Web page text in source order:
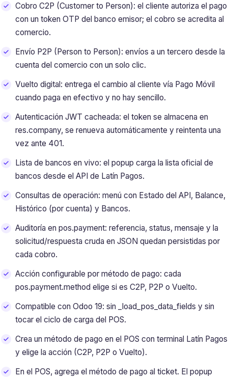
Cobro C2P (Customer to Person): el cliente autoriza el pago
con un token OTP del banco emisor; el cobro se acredita al
comercio.
Envío P2P (Person to Person): envíos a un tercero desde la
cuenta del comercio con un solo clic.
Vuelto digital: entrega el cambio al cliente vía Pago Móvil
cuando paga en efectivo y no hay sencillo.
Autenticación JWT cacheada: el token se almacena en
res.company, se renueva automáticamente y reintenta una
vez ante 401.
Lista de bancos en vivo: el popup carga la lista oficial de
bancos desde el API de Latín Pagos.
Consultas de operación: menú con Estado del API, Balance,
Histórico (por cuenta) y Bancos.
Auditoría en pos.payment: referencia, status, mensaje y la
solicitud/respuesta cruda en JSON quedan persistidas por
cada cobro.
Acción configurable por método de pago: cada
pos.payment.method elige si es C2P, P2P o Vuelto.
Compatible con Odoo 19: sin _load_pos_data_fields y sin
tocar el ciclo de carga del POS.
Crea un método de pago en el POS con terminal Latín Pagos
y elige la acción (C2P, P2P o Vuelto).
En el POS, agrega el método de pago al ticket. El popup